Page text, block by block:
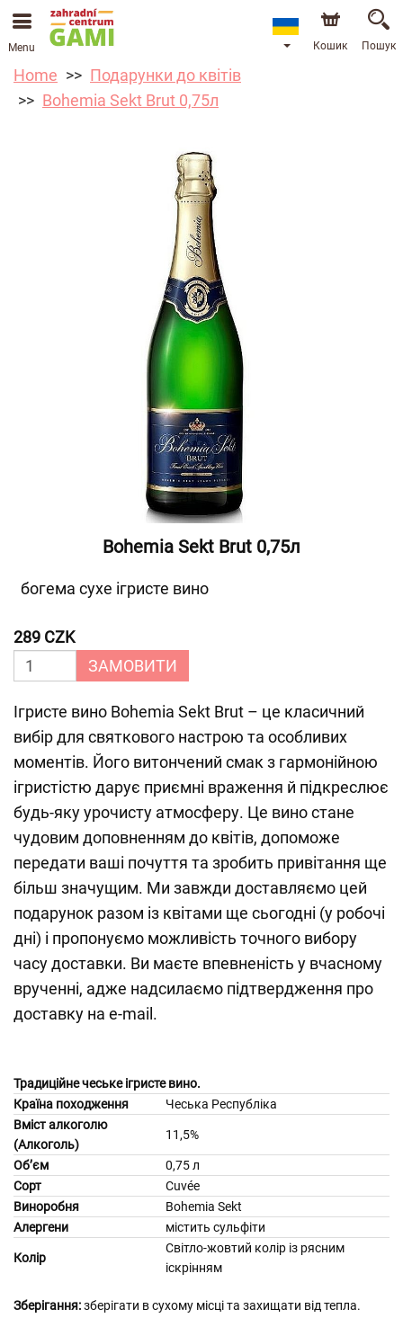
Menu Кошик Пошук
Home
Подарунки до квітів
Bohemia Sekt Brut 0,75л
Bohemia Sekt Brut 0,75л
богема сухе ігристе вино
289 CZK
ЗАМОВИТИ
Ігристе вино Bohemia Sekt Brut – це класичний
вибір для святкового настрою та особливих
моментів. Його витончений смак з гармонійною
ігристістю дарує приємні враження й підкреслює
будь-яку урочисту атмосферу. Це вино стане
чудовим доповненням до квітів, допоможе
передати ваші почуття та зробить привітання ще
більш значущим. Ми завжди доставляємо цей
подарунок разом із квітами ще сьогодні (у робочі
дні) і пропонуємо можливість точного вибору
часу доставки. Ви маєте впевненість у вчасному
врученні, адже надсилаємо підтвердження про
доставку на e-mail.
Традиційне чеське ігристе вино.
Країна походження
Чеська Республіка
Вміст алкоголю
(Алкоголь)
11,5%
Об’єм
0,75 л
Сорт
Cuvée
Виноробня
Bohemia Sekt
Алергени
містить сульфіти
Колір
Світло-жовтий колір із рясним
іскрінням
Зберігання:зберігати в сухому місці та захищати від тепла.